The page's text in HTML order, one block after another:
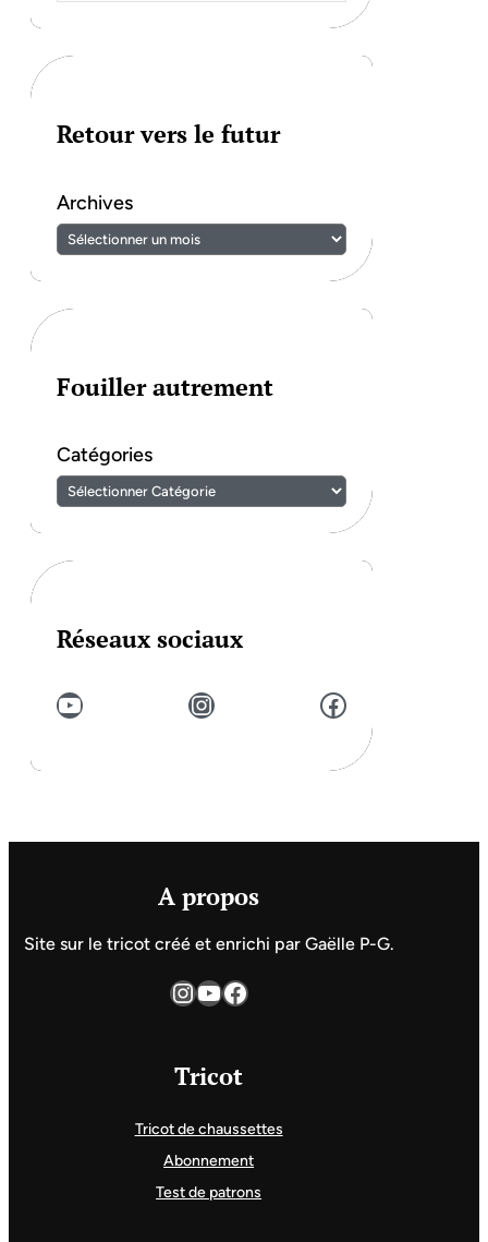
Retour vers le futur
Archives
Fouiller autrement
Catégories
Réseaux sociaux
YouTube Instagram Facebook
A propos
Site sur le tricot créé et enrichi par Gaëlle P-G.
InstagramYouTube Facebook
Tricot
Tricot de chaussettes
Abonnement
Test de patrons